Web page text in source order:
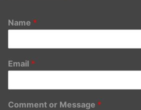
Name *
Email *
Comment or Message *